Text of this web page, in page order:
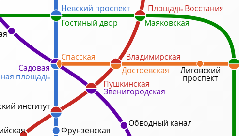
Обводный канал
Достоевская
Владимирская
Лиговский
проспект
Спасская
Садовая
площадь
Звенигородская
Пушкинская
институт
Фрунзенская
Невский проспект
Гостиный двор Маяковская
Площадь Восстания